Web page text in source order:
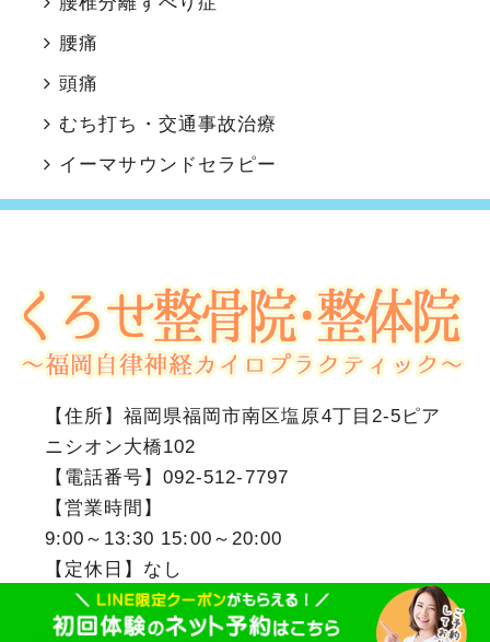
腰痛
頭痛
むち打ち・交通事故治療
イーマサウンドセラピー
【住所】 福岡県福岡市南区塩原4丁目2-5ピア
ニシオン大橋102
【電話番号】092-512-7797
【営業時間】
9:00～13:30 15:00～20:00
【定休日】なし
Copyright(c)2018
.All Right Reserved.Design by (株)ゆいまーる
相互リンク